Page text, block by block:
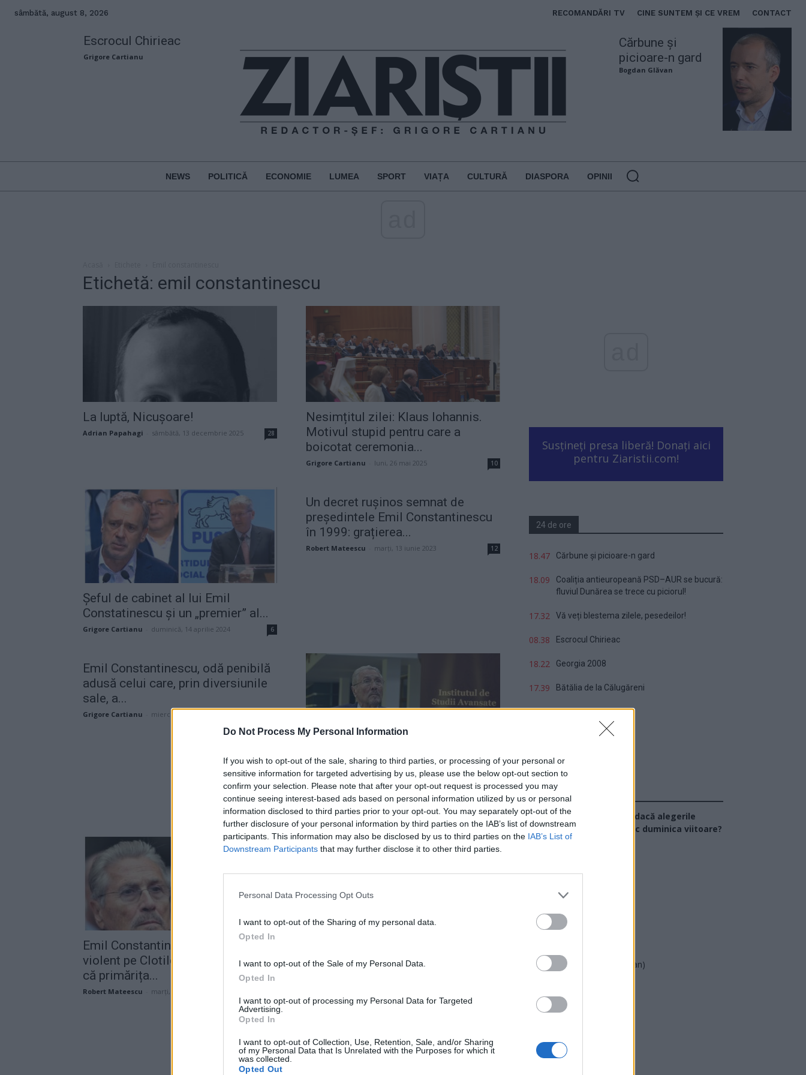
Do Not Process My Personal Information
If you wish to opt-out of the sale, sharing to third parties, or processing of your personal or
sensitive information for targeted advertising by us, please use the below opt-out section to
confirm your selection. Please note that after your opt-out request is processed you may
continue seeing interest-based ads based on personal information utilized by us or personal
information disclosed to third parties prior to your opt-out. You may separately opt-out of the
further disclosure of your personal information by third parties on the IAB’s list of downstream
participants. This information may also be disclosed by us to third parties on the IAB’s List of
Downstream Participants that may further disclose it to other third parties.
Personal Data Processing Opt Outs
I want to opt-out of the Sharing of my personal data.
Opted In
I want to opt-out of the Sale of my Personal Data.
Opted In
I want to opt-out of processing my Personal Data for Targeted
Advertising.
Opted In
I want to opt-out of Collection, Use, Retention, Sale, and/or Sharing
of my Personal Data that Is Unrelated with the Purposes for which it
was collected.
Opted Out
sâmbătă, august 8, 2026 RECOMANDĂRI TV CINE SUNTEM ȘI CE VREM CONTACT
Escrocul Chirieac
Grigore Cartianu
Cărbune și
picioare-n gard
Bogdan Glăvan
NEWS POLITICĂ ECONOMIE LUMEA SPORT VIAȚA CULTURĂ DIASPORA OPINII
Etichetă: emil constantinescu
La luptă, Nicușoare!
Adrian Papahagi sâmbătă, 13 decembrie 2025 28
Nesimțitul zilei: Klaus Iohannis.
Motivul stupid pentru care a
boicotat ceremonia...
Grigore Cartianu luni, 26 mai 2025 10
Șeful de cabinet al lui Emil
Constatinescu și un „premier” al...
Grigore Cartianu duminică, 14 aprilie 2024 6
Un decret rușinos semnat de
președintele Emil Constantinescu
în 1999: grațierea...
Robert Mateescu marți, 13 iunie 2023 12
Emil Constantinescu, odă penibilă
adusă celui care, prin diversiunile
sale, a...
Grigore Cartianu miercuri, 8 februarie 2023
Domnule „Țap”, nu pe Clotilde
trebuia s-o împungi, ci pe
securiștii...
Cristian Hubali - duminică, 14 martie 2021 10
Emil Constantinescu o atacă
violent pe Clotilde Armand, pentru
că primărița...
Robert Mateescu marți, 2 martie 2021
Emil Constantinescu vrea tot mai
admin - luni, 10 decembrie 2018
Susțineți presa liberă! Donați aici
pentru Ziaristii.com!
24 de ore
18.47 Cărbune și picioare-n gard
18.09
Coaliția antieuropeană PSD–AUR se bucură:
fluviul Dunărea se trece cu piciorul!
17.32 Vă veți blestema zilele, pesedeilor!
08.38 Escrocul Chirieac
18.22 Georgia 2008
17.39 Bătălia de la Călugăreni
Sondaj
Ce partid ați vota dacă alegerile
parlamentare ar avea loc duminica viitoare?
PNL
PSD
UDMR
Forța Dreptei (L. Orban)
REPER
POT (Gavrilă)